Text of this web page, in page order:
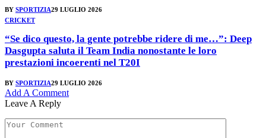
BY SPORTIZIA29 LUGLIO 2026
CRICKET
“Se dico questo, la gente potrebbe ridere di me…”: Deep
Dasgupta saluta il Team India nonostante le loro
prestazioni incoerenti nel T20I
BY SPORTIZIA29 LUGLIO 2026
Add A Comment
Leave A Reply